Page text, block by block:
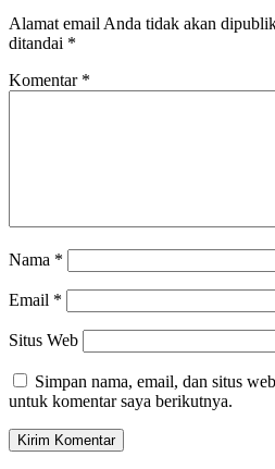
Alamat email Anda tidak akan
ditandai *
Komentar *
Nama *
Email *
Situs Web
Simpan nama, email, dan situs
untuk komentar saya berikutnya.